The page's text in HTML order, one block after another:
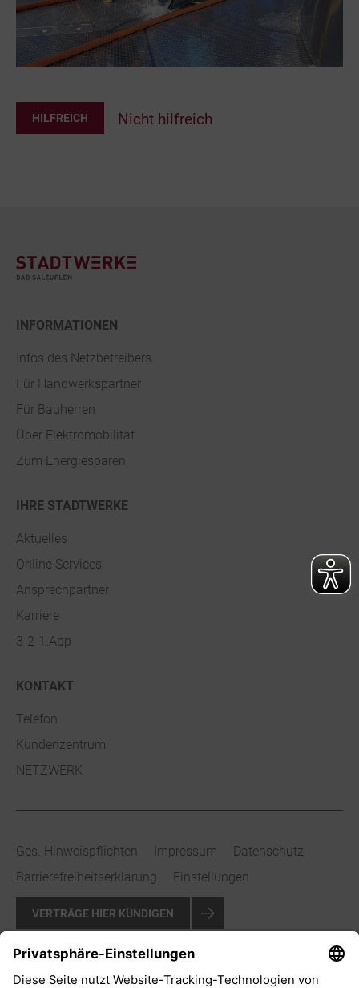
HILFREICH Nicht hilfreich
INFORMATIONEN
Infos des Netzbetreibers
Für Handwerkspartner
Für Bauherren
Über Elektromobilität
Zum Energiesparen
IHRE STADTWERKE
Aktuelles
Online Services
Ansprechpartner
Karriere
3-2-1.App
KONTAKT
Telefon
Kundenzentrum
NETZWERK
Ges. Hinweispflichten Impressum
Datenschutz
Barrierefreiheitserklärung
Einstellungen
VERTRÄGE HIER KÜNDIGEN
VERTRAG WIDERRUFEN